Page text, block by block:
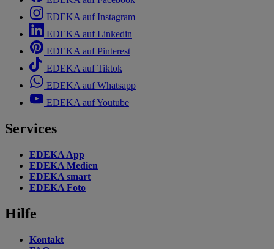
EDEKA auf Instagram
EDEKA auf Linkedin
EDEKA auf Pinterest
EDEKA auf Tiktok
EDEKA auf Whatsapp
EDEKA auf Youtube
Services
EDEKA App
EDEKA Medien
EDEKA smart
EDEKA Foto
Hilfe
Kontakt